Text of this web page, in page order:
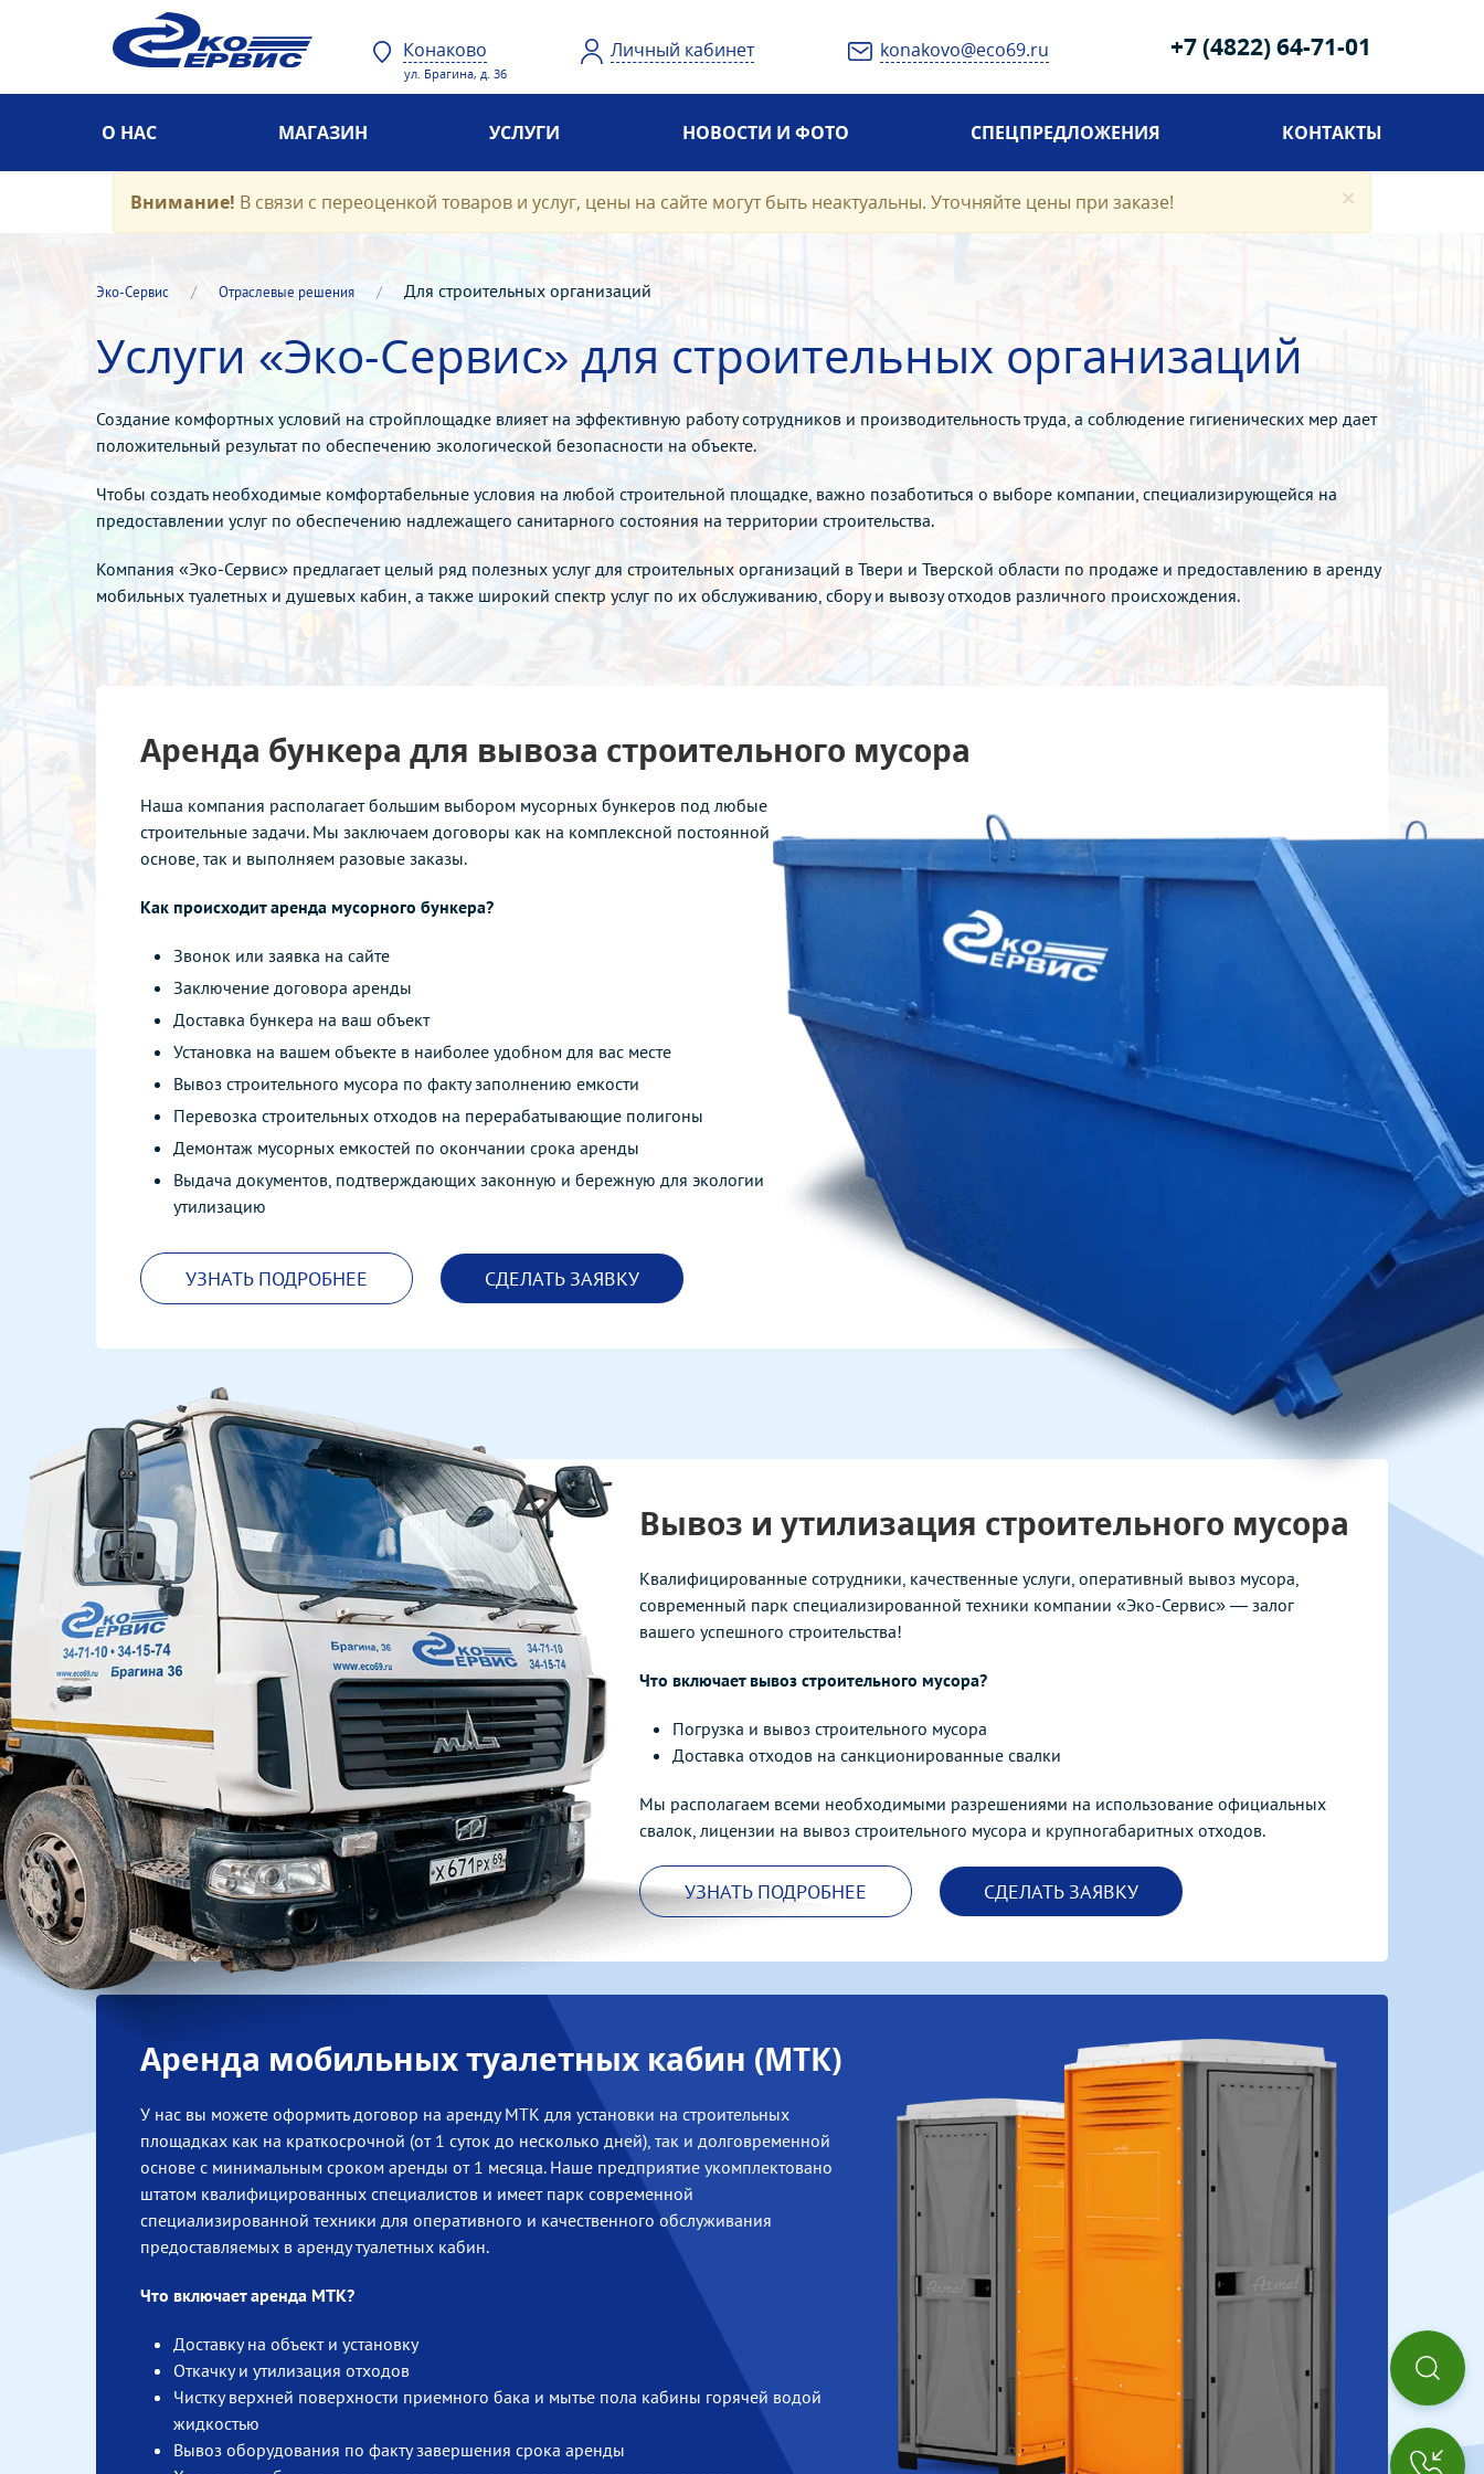
Конаково
ул. Брагина, д. 36
Личный кабинет konakovo@eco69.ru +7 (4822) 64-71-01
О НАС МАГАЗИН УСЛУГИ НОВОСТИ И ФОТО СПЕЦПРЕДЛОЖЕНИЯ КОНТАКТЫ
×
Внимание! В связи с переоценкой товаров и услуг, цены на сайте могут быть неактуальны. Уточняйте цены при заказе!
Эко-Cервис Отраслевые решения Для строительных организаций
Услуги «Эко-Сервис» для строительных организаций
Создание комфортных условий на стройплощадке влияет на эффективную работу сотрудников и производительность труда, а соблюдение гигиенических мер дает
положительный результат по обеспечению экологической безопасности на объекте.
Чтобы создать необходимые комфортабельные условия на любой строительной площадке, важно позаботиться о выборе компании, специализирующейся на
предоставлении услуг по обеспечению надлежащего санитарного состояния на территории строительства.
Компания «Эко-Сервис» предлагает целый ряд полезных услуг для строительных организаций в Твери и Тверской области по продаже и предоставлению в аренду
мобильных туалетных и душевых кабин, а также широкий спектр услуг по их обслуживанию, сбору и вывозу отходов различного происхождения.
Аренда бункера для вывоза строительного мусора
Наша компания располагает большим выбором мусорных бункеров под любые
строительные задачи. Мы заключаем договоры как на комплексной постоянной
основе, так и выполняем разовые заказы.
Как происходит аренда мусорного бункера?
Звонок или заявка на сайте
Заключение договора аренды
Доставка бункера на ваш объект
Установка на вашем объекте в наиболее удобном для вас месте
Вывоз строительного мусора по факту заполнению емкости
Перевозка строительных отходов на перерабатывающие полигоны
Демонтаж мусорных емкостей по окончании срока аренды
Выдача документов, подтверждающих законную и бережную для экологии
утилизацию
УЗНАТЬ ПОДРОБНЕЕ СДЕЛАТЬ ЗАЯВКУ
Вывоз и утилизация строительного мусора
Квалифицированные сотрудники, качественные услуги, оперативный вывоз мусора,
современный парк специализированной техники компании «Эко-Сервис» — залог
вашего успешного строительства!
Что включает вывоз строительного мусора?
Погрузка и вывоз строительного мусора
Доставка отходов на санкционированные свалки
Мы располагаем всеми необходимыми разрешениями на использование официальных
свалок, лицензии на вывоз строительного мусора и крупногабаритных отходов.
УЗНАТЬ ПОДРОБНЕЕ СДЕЛАТЬ ЗАЯВКУ
Аренда мобильных туалетных кабин (МТК)
У нас вы можете оформить договор на аренду МТК для установки на строительных
площадках как на краткосрочной (от 1 суток до несколько дней), так и долговременной
основе с минимальным сроком аренды от 1 месяца. Наше предприятие укомплектовано
штатом квалифицированных специалистов и имеет парк современной
специализированной техники для оперативного и качественного обслуживания
предоставляемых в аренду туалетных кабин.
Что включает аренда МТК?
Доставку на объект и установку
Откачку и утилизация отходов
Чистку верхней поверхности приемного бака и мытье пола кабины горячей водой
жидкостью
Вывоз оборудования по факту завершения срока аренды